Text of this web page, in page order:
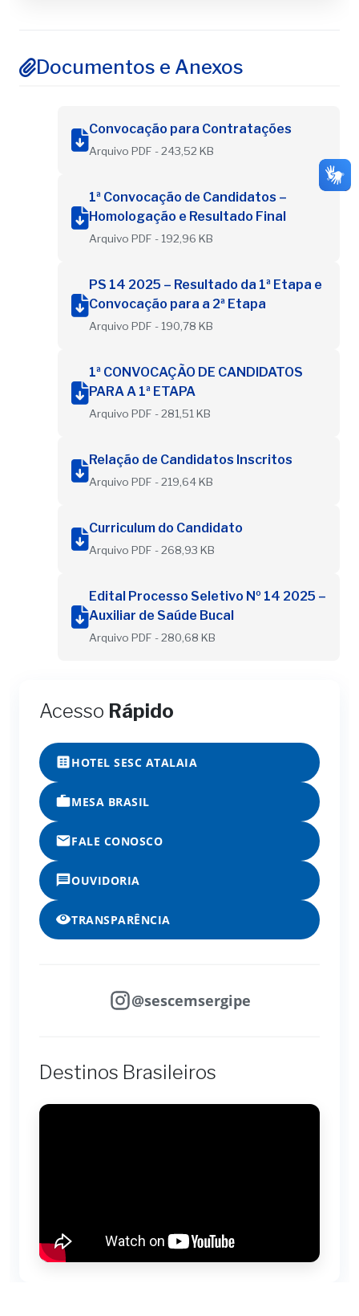
Documentos e Anexos
Convocação para Contratações
Arquivo PDF - 243,52 KB
1ª Convocação de Candidatos –
Homologação e Resultado Final
Arquivo PDF - 192,96 KB
PS 14 2025 – Resultado da 1ª Etapa e
Convocação para a 2ª Etapa
Arquivo PDF - 190,78 KB
1ª CONVOCAÇÃO DE CANDIDATOS
PARA A 1ª ETAPA
Arquivo PDF - 281,51 KB
Relação de Candidatos Inscritos
Arquivo PDF - 219,64 KB
Curriculum do Candidato
Arquivo PDF - 268,93 KB
Edital Processo Seletivo Nº 14 2025 –
Auxiliar de Saúde Bucal
Arquivo PDF - 280,68 KB
Acesso Rápido
HOTEL SESC ATALAIA
MESA BRASIL
FALE CONOSCO
OUVIDORIA
TRANSPARÊNCIA
@sescemsergipe
Destinos Brasileiros